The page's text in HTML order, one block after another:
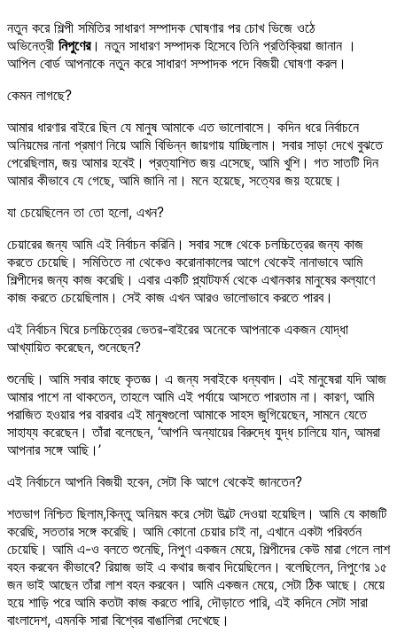
নতুন করে শিল্পী সমিতির সাধারণ সম্পাদক ঘোষণার পর চোখ ভিজে ওঠে
অভিনেত্রী নিপুণের। নতুন সাধারণ সম্পাদক হিসেবে তিনি প্রতিক্রিয়া জানান ।
আপিল বোর্ড আপনাকে নতুন করে সাধারণ সম্পাদক পদে বিজয়ী ঘোষণা করল।
কেমন লাগছে?
আমার ধারণার বাইরে ছিল যে মানুষ আমাকে এত ভালোবাসে। কদিন ধরে নির্বাচনে
অনিয়মের নানা প্রমাণ নিয়ে আমি বিভিন্ন জায়গায় যাচ্ছিলাম। সবার সাড়া দেখে বুঝতে
পেরেছিলাম, জয় আমার হবেই। প্রত্যাশিত জয় এসেছে, আমি খুশি। গত সাতটি দিন
আমার কীভাবে যে গেছে, আমি জানি না। মনে হয়েছে, সত্যের জয় হয়েছে।
যা চেয়েছিলেন তা তো হলো, এখন?
চেয়ারের জন্য আমি এই নির্বাচন করিনি। সবার সঙ্গে থেকে চলচ্চিত্রের জন্য কাজ
করতে চেয়েছি। সমিতিতে না থেকেও করোনাকালের আগে থেকেই নানাভাবে আমি
শিল্পীদের জন্য কাজ করেছি। এবার একটি প্ল্যাটফর্ম থেকে এখানকার মানুষের কল্যাণে
কাজ করতে চেয়েছিলাম। সেই কাজ এখন আরও ভালোভাবে করতে পারব।
এই নির্বাচন ঘিরে চলচ্চিত্রের ভেতর-বাইরের অনেকে আপনাকে একজন যোদ্ধা
আখ্যায়িত করেছেন, শুনেছেন?
শুনেছি। আমি সবার কাছে কৃতজ্ঞ। এ জন্য সবাইকে ধন্যবাদ। এই মানুষেরা যদি আজ
আমার পাশে না থাকতেন, তাহলে আমি এই পর্যায়ে আসতে পারতাম না। কারণ, আমি
পরাজিত হওয়ার পর বারবার এই মানুষগুলো আমাকে সাহস জুগিয়েছেন, সামনে যেতে
সাহায্য করেছেন। তাঁরা বলেছেন, ‘আপনি অন্যায়ের বিরুদ্ধে যুদ্ধ চালিয়ে যান, আমরা
আপনার সঙ্গে আছি।’
এই নির্বাচনে আপনি বিজয়ী হবেন, সেটা কি আগে থেকেই জানতেন?
শতভাগ নিশ্চিত ছিলাম,কিন্তু অনিয়ম করে সেটা উল্টে দেওয়া হয়েছিল। আমি যে কাজটি
করেছি, সততার সঙ্গে করেছি। আমি কোনো চেয়ার চাই না, এখানে একটা পরিবর্তন
চেয়েছি। আমি এ-ও বলতে শুনেছি, নিপুণ একজন মেয়ে, শিল্পীদের কেউ মারা গেলে লাশ
বহন করবেন কীভাবে? রিয়াজ ভাই এ কথার জবাব দিয়েছিলেন। বলেছিলেন, নিপুণের ১৫
জন ভাই আছেন তাঁরা লাশ বহন করবেন। আমি একজন মেয়ে, সেটা ঠিক আছে। মেয়ে
হয়ে শাড়ি পরে আমি কতটা কাজ করতে পারি, দৌড়াতে পারি, এই কদিনে সেটা সারা
বাংলাদেশ, এমনকি সারা বিশ্বের বাঙালিরা দেখেছে।